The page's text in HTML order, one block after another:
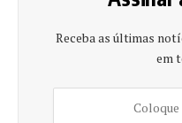
Receba as últimas
em